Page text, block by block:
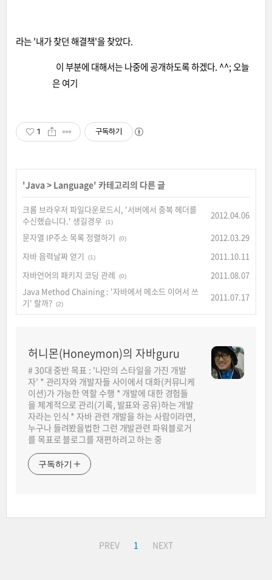
라는 '내가 찾던 해결책'을 찾았다.
이 부분에 대해서는 나중에 공개하도록 하겠다. ^^; 오늘
은 여기
1 구독하기
'Java> Language' 카테고리의 다른 글
크롬 브라우저 파일다운로드시, '서버에서 중복 헤더를
수신했습니다.' 생길경우
(1)
2012.04.06
문자열 IP주소 목록 정렬하기
(0)
2012.03.29
자바 음력날짜 얻기
(1)
2011.10.11
자바언어의 패키지 코딩 관례
(0)
2011.08.07
Java Method Chaining : '자바에서 메소드 이어서 쓰
기' 랄까? (2)
2011.07.17
허니몬(Honeymon)의 자바guru
# 30대 중반 목표 : '나만의 스타일을 가진 개발
자' * 관리자와 개발자들 사이에서 대화(커뮤니케
이션)가 가능한 역할 수행 * 개발에 대한 경험들
을 체계적으로 관리(기록, 발표와 공유)하는 개발
자라는 인식 * 자바 관련 개발을 하는 사람이라면,
누구나 들려봤을법한 그런 개발관련 파워블로거
를 목표로 블로그를 재편하려고 하는 중
구독하기
PREV 1 NEXT